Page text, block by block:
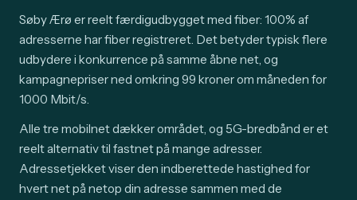
Søby Ærø er reelt færdigudbygget med fiber: 100% af
adresserne har fiber registreret. Det betyder typisk flere
udbydere i konkurrence på samme åbne net, og
kampagnepriser ned omkring 99 kroner om måneden for
1000 Mbit/s.
Alle tre mobilnet dækker området, og 5G-bredbånd er et
reelt alternativ til fastnet på mange adresser.
Adressetjekket viser den indberettede hastighed for
hvert net på netop din adresse sammen med de